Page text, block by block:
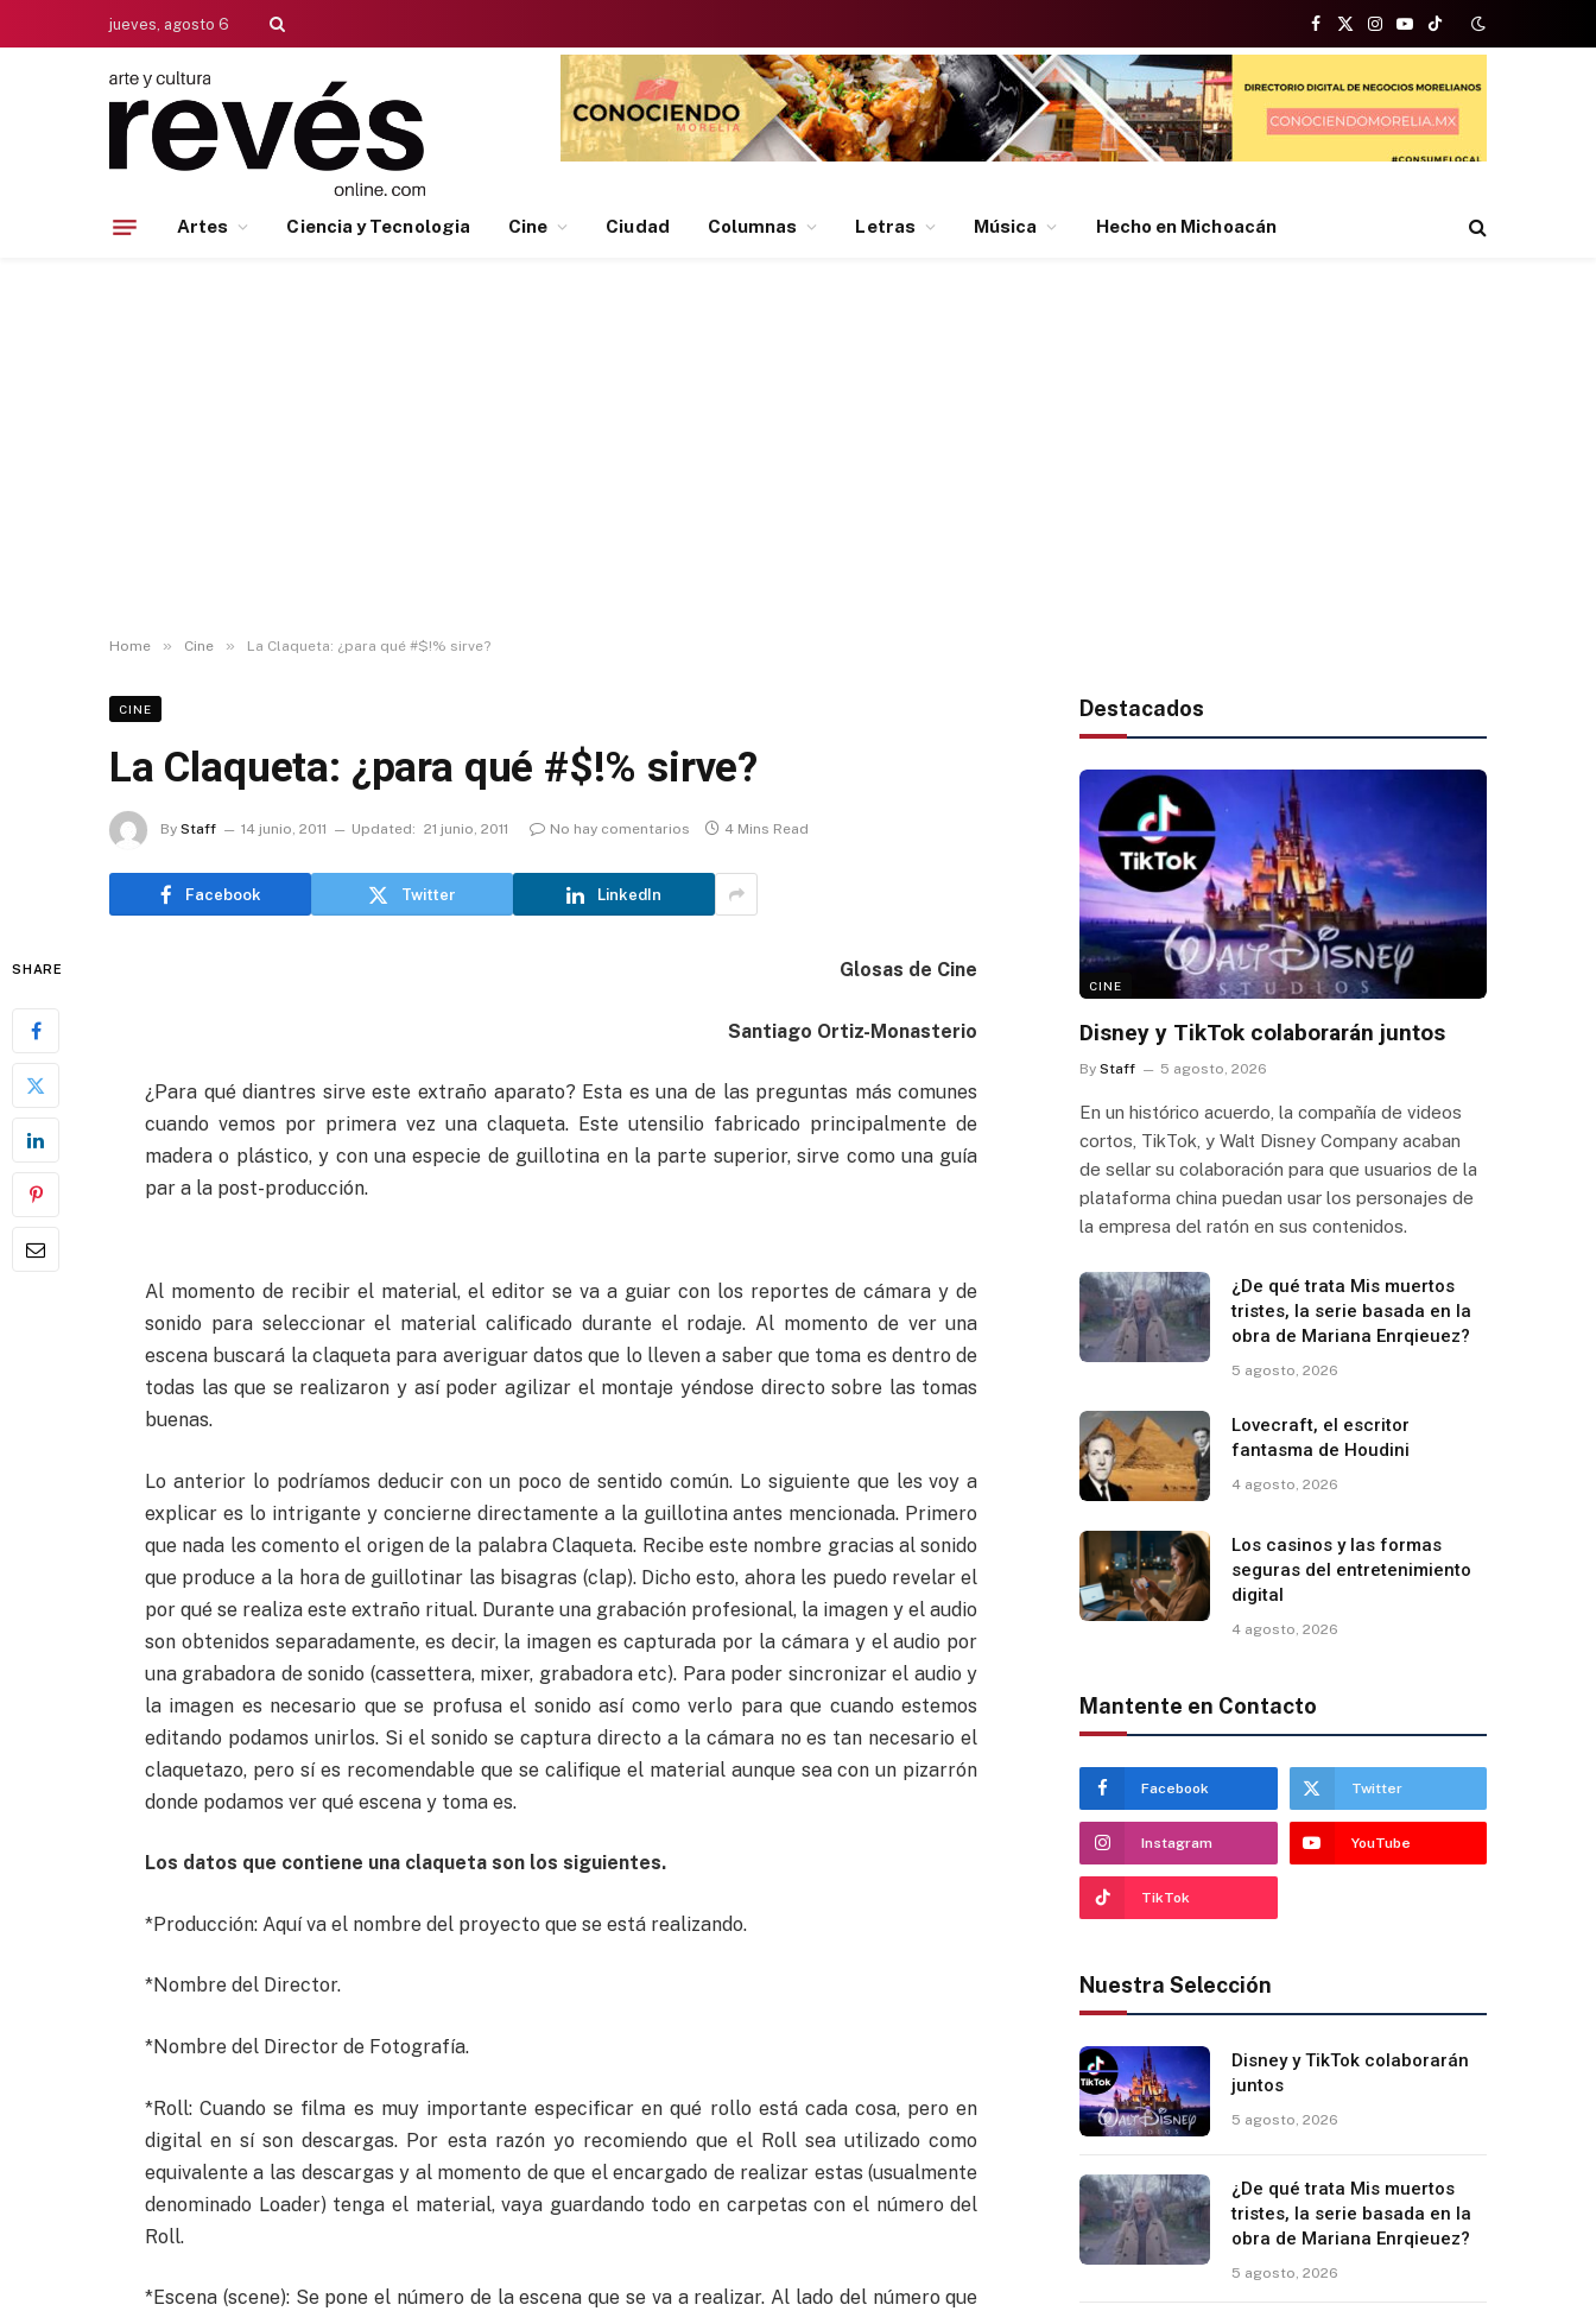
jueves, agosto 6
Facebook
X
(Twitter)
Instagram
YouTubeTikTok
Artes Ciencia y Tecnologia Cine Ciudad Columnas Letras Música Hecho en Michoacán
Home » Cine » La Claqueta: ¿para qué #$!% sirve?
CINE
La Claqueta: ¿para qué #$!% sirve?
By Staff 14 junio, 2011 Updated: 21 junio, 2011 No hay comentarios 4 Mins Read
Facebook Twitter LinkedIn
SHARE Glosas de Cine
Santiago Ortiz-Monasterio
¿Para qué diantres sirve este extraño aparato? Esta es una de las preguntas más comunes
cuando vemos por primera vez una claqueta. Este utensilio fabricado principalmente de
madera o plástico, y con una especie de guillotina en la parte superior, sirve como una guía
par a la post-producción.
Al momento de recibir el material, el editor se va a guiar con los reportes de cámara y de
sonido para seleccionar el material calificado durante el rodaje. Al momento de ver una
escena buscará la claqueta para averiguar datos que lo lleven a saber que toma es dentro de
todas las que se realizaron y así poder agilizar el montaje yéndose directo sobre las tomas
buenas.
Lo anterior lo podríamos deducir con un poco de sentido común. Lo siguiente que les voy a
explicar es lo intrigante y concierne directamente a la guillotina antes mencionada. Primero
que nada les comento el origen de la palabra Claqueta. Recibe este nombre gracias al sonido
que produce a la hora de guillotinar las bisagras (clap). Dicho esto, ahora les puedo revelar el
por qué se realiza este extraño ritual. Durante una grabación profesional, la imagen y el audio
son obtenidos separadamente, es decir, la imagen es capturada por la cámara y el audio por
una grabadora de sonido (cassettera, mixer, grabadora etc). Para poder sincronizar el audio y
la imagen es necesario que se profusa el sonido así como verlo para que cuando estemos
editando podamos unirlos. Si el sonido se captura directo a la cámara no es tan necesario el
claquetazo, pero sí es recomendable que se califique el material aunque sea con un pizarrón
donde podamos ver qué escena y toma es.
Los datos que contiene una claqueta son los siguientes.
*Producción: Aquí va el nombre del proyecto que se está realizando.
*Nombre del Director.
*Nombre del Director de Fotografía.
*Roll: Cuando se filma es muy importante especificar en qué rollo está cada cosa, pero en
digital en sí son descargas. Por esta razón yo recomiendo que el Roll sea utilizado como
equivalente a las descargas y al momento de que el encargado de realizar estas (usualmente
denominado Loader) tenga el material, vaya guardando todo en carpetas con el número del
Roll.
*Escena (scene): Se pone el número de la escena que se va a realizar. Al lado del número que
Destacados
CINE
Disney y TikTok colaborarán juntos
By Staff 5 agosto, 2026
En un histórico acuerdo, la compañía de videos
cortos, TikTok, y Walt Disney Company acaban
de sellar su colaboración para que usuarios de la
plataforma china puedan usar los personajes de
la empresa del ratón en sus contenidos.
¿De qué trata Mis muertos
tristes, la serie basada en la
obra de Mariana Enrqieuez?
5 agosto, 2026
Lovecraft, el escritor
fantasma de Houdini
4 agosto, 2026
Los casinos y las formas
seguras del entretenimiento
digital
4 agosto, 2026
Mantente en Contacto
Facebook Twitter
Instagram YouTube
TikTok
Nuestra Selección
Disney y TikTok colaborarán
juntos
5 agosto, 2026
¿De qué trata Mis muertos
tristes, la serie basada en la
obra de Mariana Enrqieuez?
5 agosto, 2026